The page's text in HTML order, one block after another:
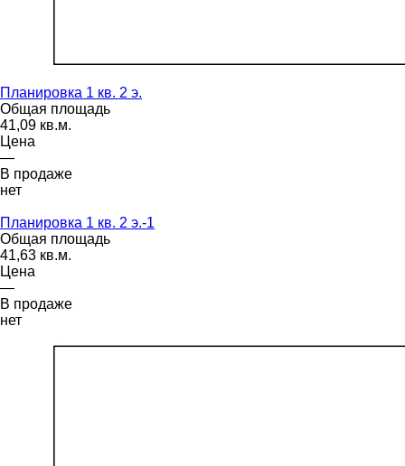
Планировка 1 кв. 2 э.
Общая площадь
41,09 кв.м.
Цена
—
В продаже
нет
Планировка 1 кв. 2 э.-1
Общая площадь
41,63 кв.м.
Цена
—
В продаже
нет